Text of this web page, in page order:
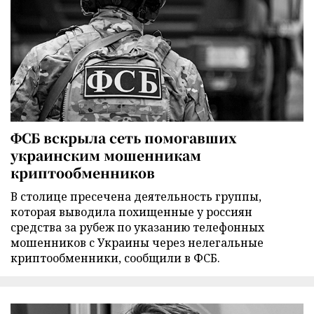
ФСБ вскрыла сеть помогавших
украинским мошенникам
криптообменников
В столице пресечена деятельность группы,
которая выводила похищенные у россиян
средства за рубеж по указанию телефонных
мошенников с Украины через нелегальные
криптообменники, сообщили в ФСБ.